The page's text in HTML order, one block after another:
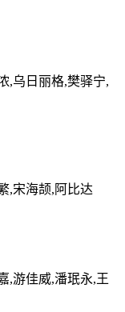
,乌日丽格,樊驿宁,
,宋海颉,阿比达
,游佳威,潘珉永,王